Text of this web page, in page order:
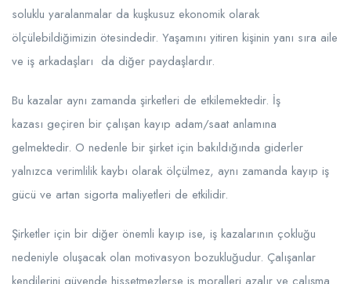
soluklu yaralanmalar da kuşkusuz ekonomik olarak
ölçülebildiğimizin ötesindedir. Yaşamını yitiren kişinin yanı sıra aile
ve iş arkadaşları da diğer paydaşlardır.
Bu kazalar aynı zamanda şirketleri de etkilemektedir. İş
kazası geçiren bir çalışan kayıp adam/saat anlamına
gelmektedir. O nedenle bir şirket için bakıldığında giderler
yalnızca verimlilik kaybı olarak ölçülmez, aynı zamanda kayıp iş
gücü ve artan sigorta maliyetleri de etkilidir.
Şirketler için bir diğer önemli kayıp ise, iş kazalarının çokluğu
nedeniyle oluşacak olan motivasyon bozukluğudur. Çalışanlar